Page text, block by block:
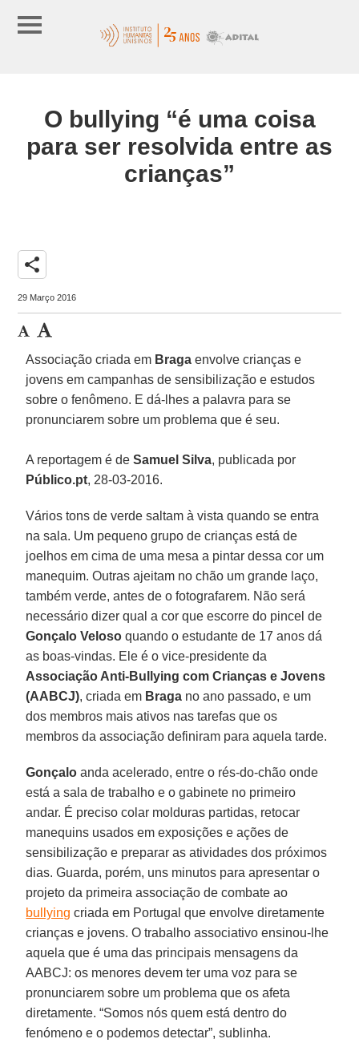
O bullying “é uma coisa
para ser resolvida entre as
crianças”
share
29 Março 2016
Associação criada em Braga envolve crianças e
jovens em campanhas de sensibilização e estudos
sobre o fenômeno. E dá-lhes a palavra para se
pronunciarem sobre um problema que é seu.
A reportagem é deSamuel Silva, publicada por
Público.pt, 28-03-2016.
Vários tons de verde saltam à vista quando se entra
na sala. Um pequeno grupo de crianças está de
joelhos em cima de uma mesa a pintar dessa cor um
manequim. Outras ajeitam no chão um grande laço,
também verde, antes de o fotografarem. Não será
necessário dizer qual a cor que escorre do pincel de
Gonçalo Veloso quando o estudante de 17 anos dá
as boas-vindas. Ele é o vice-presidente da
Associação Anti-Bullying com Crianças e Jovens
(AABCJ), criada em Braga no ano passado, e um
dos membros mais ativos nas tarefas que os
membros da associação definiram para aquela tarde.
Gonçalo anda acelerado, entre o rés-do-chão onde
está a sala de trabalho e o gabinete no primeiro
andar. É preciso colar molduras partidas, retocar
manequins usados em exposições e ações de
sensibilização e preparar as atividades dos próximos
dias. Guarda, porém, uns minutos para apresentar o
projeto da primeira associação de combate ao
bullying criada em Portugal que envolve diretamente
crianças e jovens. O trabalho associativo ensinou-lhe
aquela que é uma das principais mensagens da
AABCJ: os menores devem ter uma voz para se
pronunciarem sobre um problema que os afeta
diretamente. “Somos nós quem está dentro do
fenómeno e o podemos detectar”, sublinha.